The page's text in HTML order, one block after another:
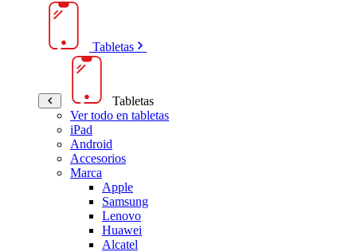
Tabletas
Tabletas
Ver todo en tabletas
iPad
Android
Accesorios
Marca
Apple
Samsung
Lenovo
Huawei
Alcatel